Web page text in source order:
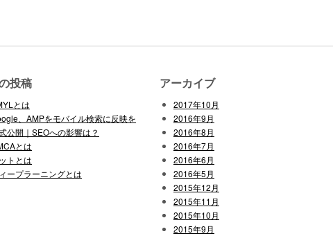
投稿
とは
、AMPをモバイル検索に反映を
公開｜SEOへの影響は？
とは
トとは
ープラーニングとは
アーカイブ
2017年10月
2016年9月
2016年8月
2016年7月
2016年6月
2016年5月
2015年12月
2015年11月
2015年10月
2015年9月